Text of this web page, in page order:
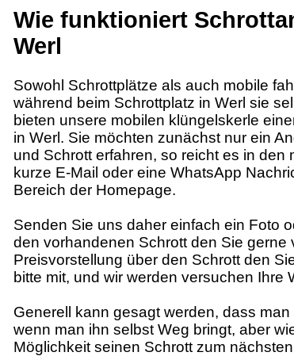
Wie funktioniert
Werl
Sowohl Schrottplätze als auch mobile
während beim Schrottplatz in Werl sie
bieten unsere mobilen klüngelskerle
in Werl. Sie möchten zunächst nur ein
und Schrott erfahren, so reicht es in
kurze E-Mail oder eine WhatsApp
Bereich der Homepage.
Senden Sie uns daher einfach ein Foto
den vorhandenen Schrott den Sie
Preisvorstellung über den Schrott den
bitte mit, und wir werden versuchen Ihre
Generell kann gesagt werden, dass
wenn man ihn selbst Weg bringt, aber
Möglichkeit seinen Schrott zum